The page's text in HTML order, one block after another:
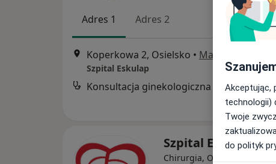
Adres 1 Adres 2
Koperkowa 2, Osielsko • Mapa
Szpital Eskulap
Konsultacja ginekologiczna
Szpital Eskulap
Chirurgia, Ortopedia,
Akceptując,
technologii)
Twoje
do polityk